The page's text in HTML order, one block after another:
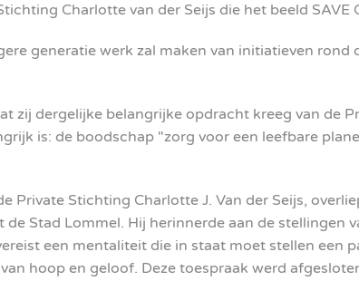
Charlotte van der Seijs die het beeld SAVE
generatie werk zal maken van initiatieven
zij dergelijke belangrijke opdracht kreeg van de
is: de boodschap "zorg voor een leefbare
Private Stichting Charlotte J. Van der Seijs,
Stad Lommel. Hij herinnerde aan de stellingen
een mentaliteit die in staat moet stellen een
hoop en geloof. Deze toespraak werd